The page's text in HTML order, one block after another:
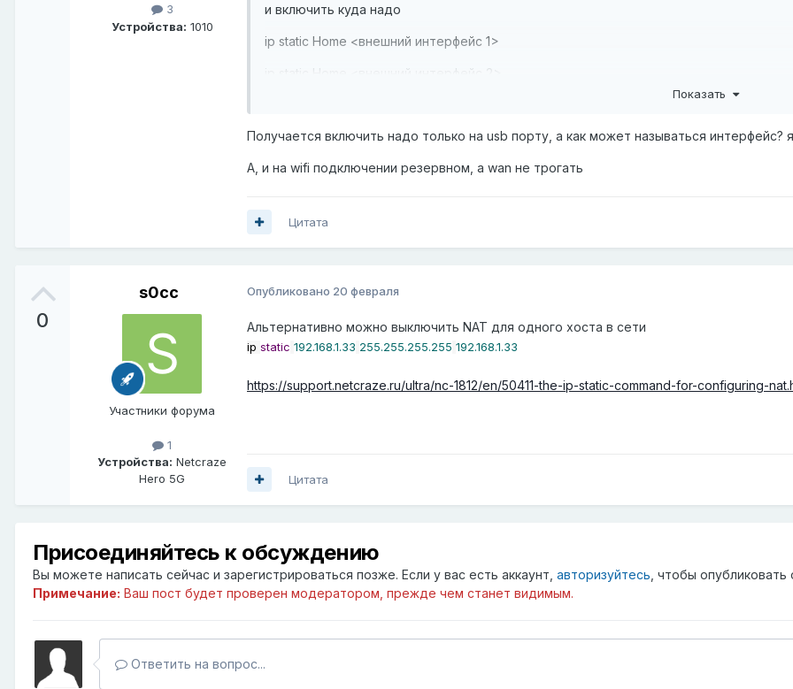
3
Устройства: 1010
и включить куда надо
ip static Home <внешний интерфейс 1>
ip static Home <внешний интерфейс 2>
Показать
Получается включить надо только на usb порту, а как может называться интерфейс?
А, и на wifi подключении резервном, а wan не трогать
Цитата
0
s0cc
Участники форума
1
Устройства: Netcraze
Hero 5G
Опубликовано 20 февраля
Альтернативно можно выключить NAT для одного хоста в сети
ip static 192.168.1.33 255.255.255.255 192.168.1.33
https://support.netcraze.ru/ultra/nc-1812/en/50411-the-ip-static-command-for-configuring-
Цитата
Присоединяйтесь к обсуждению
Вы можете написать сейчас и зарегистрироваться позже. Если у вас есть аккаунт, авторизуйтесь , чтобы
Примечание: Ваш пост будет проверен модератором, прежде чем станет видимым.
Ответить на вопрос...